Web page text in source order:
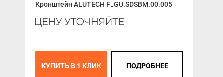
Кронштейн ALUTECH FLGU.SDSBM.00.005
КУПИТЬ В 1 КЛИК ПОДРОБНЕЕ